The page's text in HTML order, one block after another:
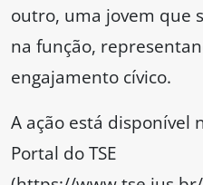
outro, uma jovem que
na função,
engajamento cívico.
A ação está disponível
Portal do TSE